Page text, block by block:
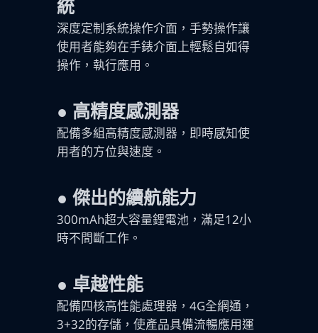
統
深度定制系統操作介面，手勢操作讓
使用者能夠在手錶介面上輕鬆自如得
操作，執行應用。
● 高精度感測器
配備多組高精度感測器，即時感知使
用者的方位與速度。
● 傑出的續航能力
300mAh超大容量鋰電池，滿足12小
時不間斷工作。
● 卓越性能
配備四核高性能處理器，4G全網通，
3+32的存儲，使產品具備流暢應用運